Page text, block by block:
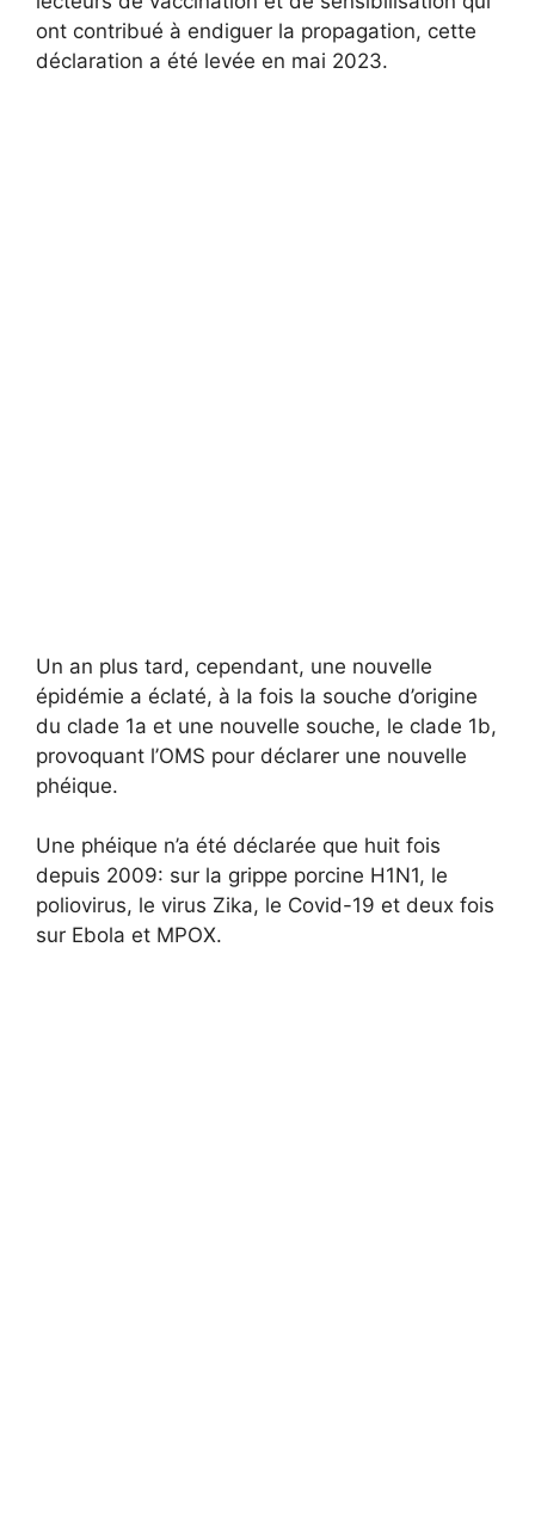
ont contribué à endiguer la propagation, cette
déclaration a été levée en mai 2023.
Un an plus tard, cependant, une nouvelle
épidémie a éclaté, à la fois la souche d’origine
du clade 1a et une nouvelle souche, le clade 1b,
provoquant l’OMS pour déclarer une nouvelle
phéique.
Une phéique n’a été déclarée que huit fois
depuis 2009: sur la grippe porcine H1N1, le
poliovirus, le virus Zika, le Covid-19 et deux fois
sur Ebola et MPOX.